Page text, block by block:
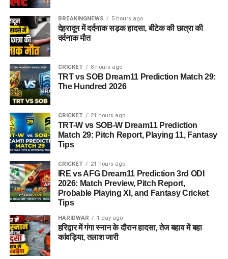
BREAKINGNEWS 5 hours ago
देहरादून में दर्दनाक सड़क हादसा, बीटेक की छात्रा की
दर्दनाक मौत
CRICKET 8 hours ago
TRT vs SOB Dream11 Prediction Match 29:
The Hundred 2026
CRICKET 21 hours ago
TRT-W vs SOB-W Dream11 Prediction
Match 29: Pitch Report, Playing 11, Fantasy
Tips
CRICKET 21 hours ago
IRE vs AFG Dream11 Prediction 3rd ODI
2026: Match Preview, Pitch Report,
Probable Playing XI, and Fantasy Cricket
Tips
HARIDWAR 1 day ago
हरिद्वार में गंगा स्नान के दौरान हादसा, तेज बहाव में बहा
कांवड़िया, तलाश जारी